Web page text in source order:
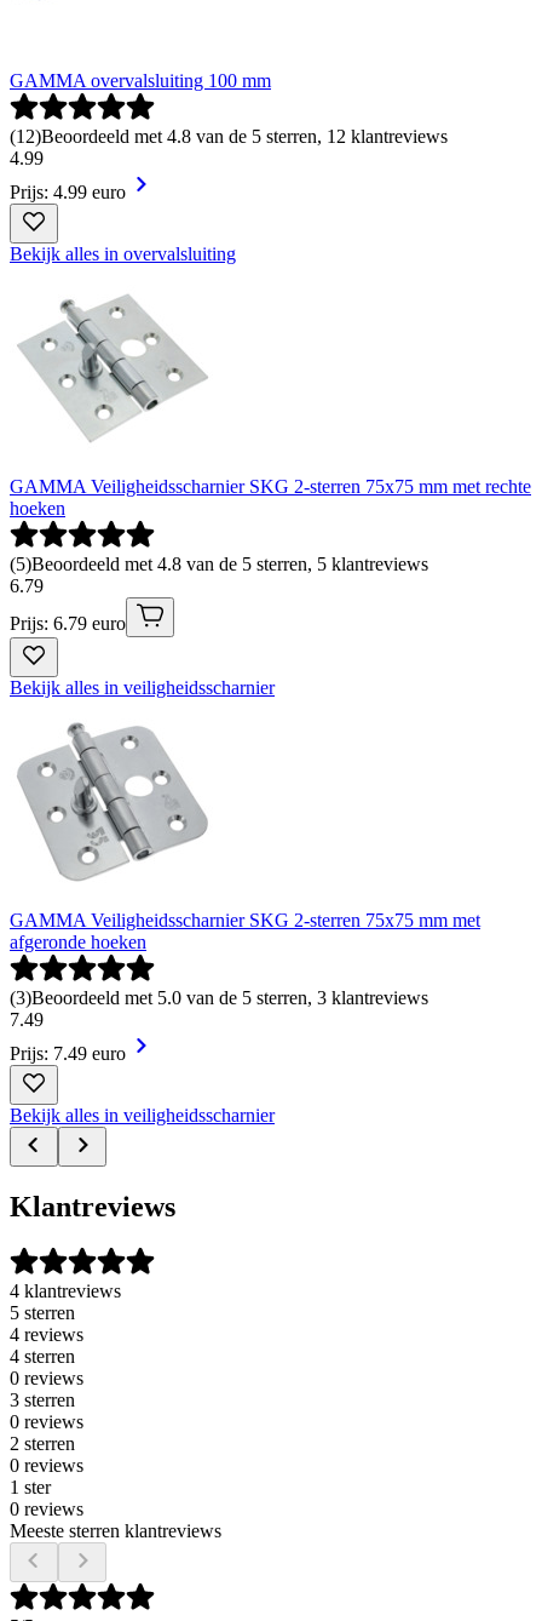
GAMMA overvalsluiting 100 mm
(12)Beoordeeld met 4.8 van de 5 sterren, 12 klantreviews
4.99
Prijs: 4.99 euro
Bekijk alles in overvalsluiting
GAMMA Veiligheidsscharnier SKG 2-sterren 75x75 mm met rechte
hoeken
(5)Beoordeeld met 4.8 van de 5 sterren, 5 klantreviews
6.79
Prijs: 6.79 euro
Bekijk alles in veiligheidsscharnier
GAMMA Veiligheidsscharnier SKG 2-sterren 75x75 mm met
afgeronde hoeken
(3)Beoordeeld met 5.0 van de 5 sterren, 3 klantreviews
7.49
Prijs: 7.49 euro
Bekijk alles in veiligheidsscharnier
Klantreviews
4 klantreviews
5 sterren
4 reviews
4 sterren
0 reviews
3 sterren
0 reviews
2 sterren
0 reviews
1 ster
0 reviews
Meeste sterren klantreviews